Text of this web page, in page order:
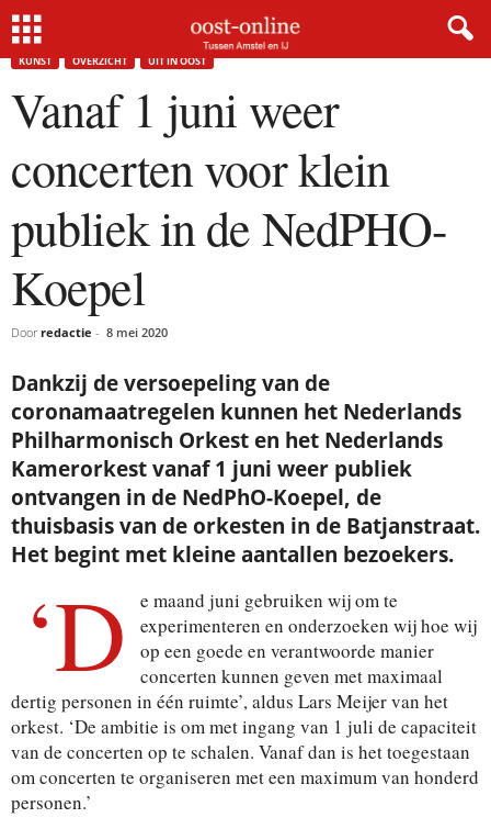
Home Vanaf 1 juni weer concerten voor klein publiek in de NedPHO-Koepel
KUNST OVERZICHT UIT IN OOST
Vanaf 1 juni weer
concerten voor klein
publiek in de NedPHO-
Koepel
Door redactie - 8 mei 2020
Dankzij de versoepeling van de
coronamaatregelen kunnen het Nederlands
Philharmonisch Orkest en het Nederlands
Kamerorkest vanaf 1 juni weer publiek
ontvangen in de NedPhO-Koepel, de
thuisbasis van de orkesten in de Batjanstraat.
Het begint met kleine aantallen bezoekers.
‘D
e maand juni gebruiken wij om te
experimenteren en onderzoeken wij hoe wij
op een goede en verantwoorde manier
concerten kunnen geven met maximaal
dertig personen in één ruimte’, aldus Lars Meijer van het
orkest. ‘De ambitie is om met ingang van 1 juli de capaciteit
van de concerten op te schalen. Vanaf dan is het toegestaan
om concerten te organiseren met een maximum van honderd
personen.’